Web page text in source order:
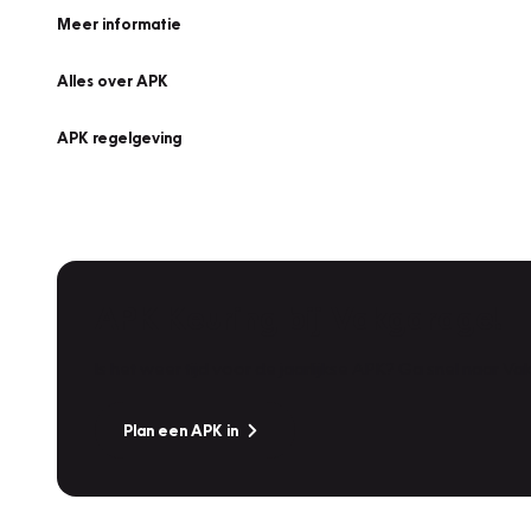
Meer informatie
Alles over APK
APK regelgeving
Plan een APK in